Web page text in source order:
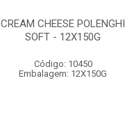
CREAM CHEESE POLENGHI
SOFT - 12X150G
Código: 10450
Embalagem: 12X150G